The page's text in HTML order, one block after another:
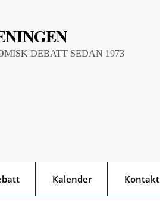
DEBATT SEDAN 1973
Kalender Kontakt